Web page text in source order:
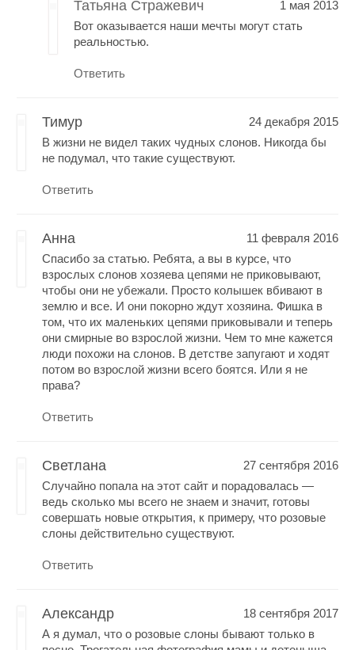
Татьяна Стражевич
1 мая 2013
Вот оказывается наши мечты могут стать
реальностью.
Ответить
Тимур
24 декабря 2015
В жизни не видел таких чудных слонов. Никогда бы
не подумал, что такие существуют.
Ответить
Анна
11 февраля 2016
Спасибо за статью. Ребята, а вы в курсе, что
взрослых слонов хозяева цепями не приковывают,
чтобы они не убежали. Просто колышек вбивают в
землю и все. И они покорно ждут хозяина. Фишка в
том, что их маленьких цепями приковывали и теперь
они смирные во взрослой жизни. Чем то мне кажется
люди похожи на слонов. В детстве запугают и ходят
потом во взрослой жизни всего боятся. Или я не
права?
Ответить
Светлана
27 сентября 2016
Случайно попала на этот сайт и порадовалась —
ведь сколько мы всего не знаем и значит, готовы
совершать новые открытия, к примеру, что розовые
слоны действительно существуют.
Ответить
Александр
18 сентября 2017
А я думал, что о розовые слоны бывают только в